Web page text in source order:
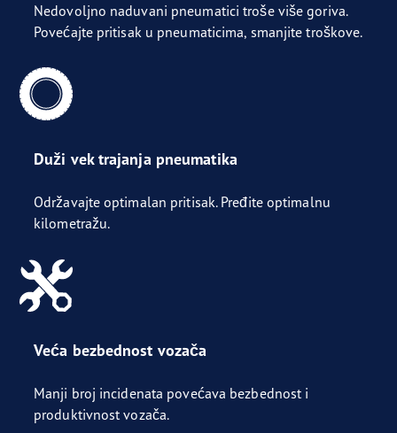
Nedovoljno naduvani pneumatici troše više goriva.
Povećajte pritisak u pneumaticima, smanjite troškove.
Duži vek trajanja pneumatika
Održavajte optimalan pritisak. Pređite optimalnu
kilometražu.
Veća bezbednost vozača
Manji broj incidenata povećava bezbednost i
produktivnost vozača.